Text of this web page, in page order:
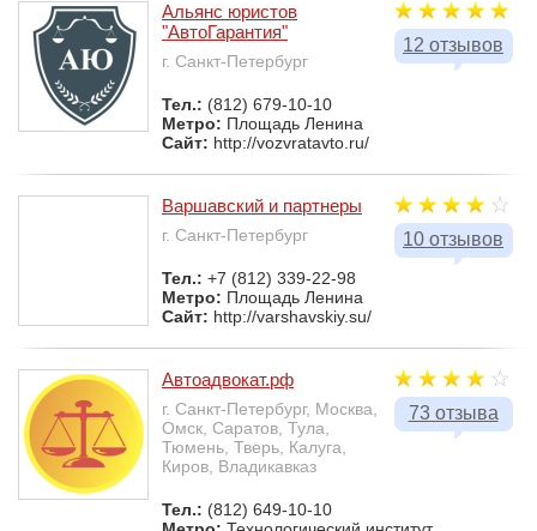
12 отзывов
Альянс юристов
"АвтоГарантия"
г. Санкт-Петербург
Тел.: (812) 679-10-10
Метро: Площадь Ленина
Сайт: http://vozvratavto.ru/
10 отзывов
Варшавский и партнеры
г. Санкт-Петербург
Тел.: +7 (812) 339-22-98
Метро: Площадь Ленина
Сайт: http://varshavskiy.su/
73 отзыва
Автоадвокат.рф
г. Санкт-Петербург, Москва,
Омск, Саратов, Тула,
Тюмень, Тверь, Калуга,
Киров, Владикавказ
Тел.: (812) 649-10-10